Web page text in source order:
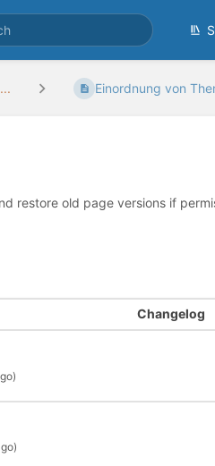
Einordnung von
restore old page versions if
Changelog